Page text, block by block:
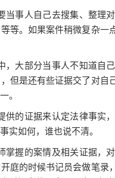
事人自己去搜集、整理
等。如果案件稍微复杂
大部分当事人不知道自
但是还有些证据交了对
。
的证据来认定法律事实
实如何，谁也说不清。
握的案情及相关证据，
庭的时候书记员会做笔